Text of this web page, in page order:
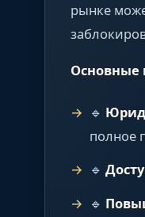
рынке
Основные
🔹
полное
🔹
🔹